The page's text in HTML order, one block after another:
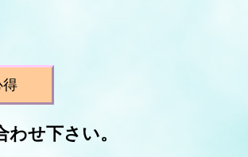
得
せ下さい。